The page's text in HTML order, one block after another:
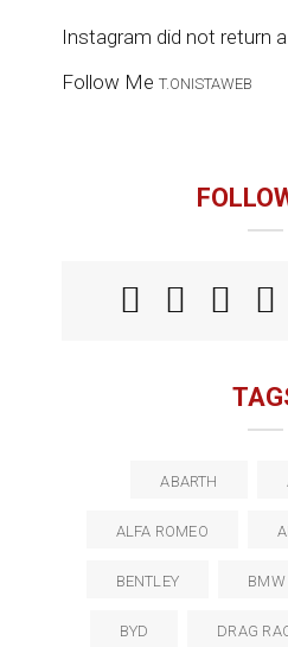
Instagram did not return
Follow Me T.ONISTAWEB
ABARTH
ALFA ROMEO
BENTLEY BMW
BYD DRAG